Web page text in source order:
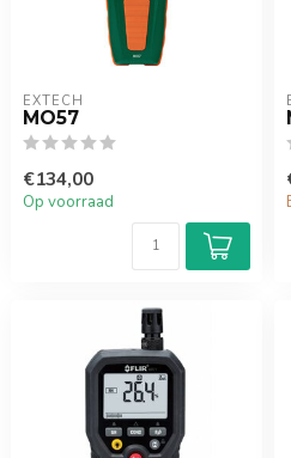
EXTECH
MO57
€134,00
Op voorraad